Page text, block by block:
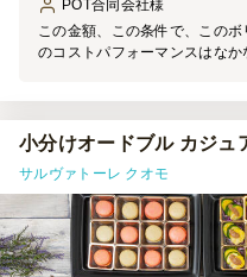
POT合同会社様
この金額、この条件で、この
のコストパフォーマンスはな
小分けオードブル カジュ
サルヴァトーレ クオモ